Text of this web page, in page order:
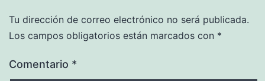
Tu dirección de correo electrónico no será publicada.
Los campos obligatorios están marcados con *
Comentario *